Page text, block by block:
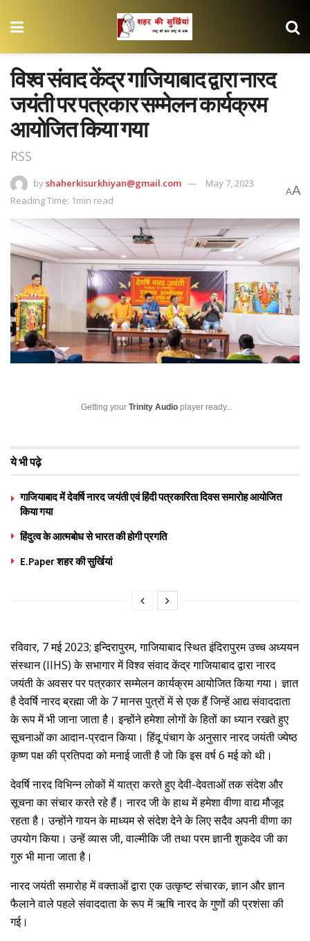
विश्व संवाद केंद्र गाजियाबाद द्वारा नारद
जयंती पर पत्रकार सम्मेलन कार्यक्रम
आयोजित किया गया
RSS
byshaherkisurkhiyan@gmail.com
May 7, 2023
Reading Time: 1min read
AA
Getting your Trinity Audio player ready...
ये भी पढ़े
गाजियाबाद में देवर्षि नारद जयंती एवं हिंदी पत्रकारिता दिवस समारोह आयोजित
किया गया
हिंदुत्व के आत्मबोध से भारत की होगी प्रगति
E.Paper शहर की सुर्खियां
रविवार, 7 मई 2023; इन्दिरापुरम, गाजियाबाद स्थित इंदिरापुरम उच्च अध्ययन
संस्थान (IIHS) के सभागार में विश्व संवाद केंद्र गाजियाबाद द्वारा नारद
जयंती के अवसर पर पत्रकार सम्मेलन कार्यक्रम आयोजित किया गया। ज्ञात
है देवर्षि नारद ब्रह्मा जी के 7 मानस पुत्रों में से एक हैं जिन्हें आद्य संवाददाता
के रूप में भी जाना जाता है। इन्होंने हमेशा लोगों के हितों का ध्यान रखते हुए
सूचनाओं का आदान-प्रदान किया। हिंदू पंचाग के अनुसार नारद जयंती ज्‍येष्‍ठ
कृष्ण पक्ष की प्रतिपदा को मनाई जाती है जो कि इस वर्ष 6 मई को थी।
देवर्षि नारद विभिन्न लोकों में यात्रा करते हुए देवी-देवताओं तक संदेश और
सूचना का संचार करते रहे हैं। नारद जी के हाथ में हमेशा वीणा वाद्य मौजूद
रहता है। उन्होंने गायन के माध्यम से संदेश देने के लिए सदैव अपनी वीणा का
उपयोग किया। उन्‍हें व्यास जी, वाल्मीकि जी तथा परम ज्ञानी शुकदेव जी का
गुरु भी माना जाता है।
नारद जयंती समारोह में वक्ताओं द्वारा एक उत्कृष्ट संचारक, ज्ञान और ज्ञान
फैलाने वाले पहले संवाददाता के रूप में ऋषि नारद के गुणों की प्रशंसा की
गई।